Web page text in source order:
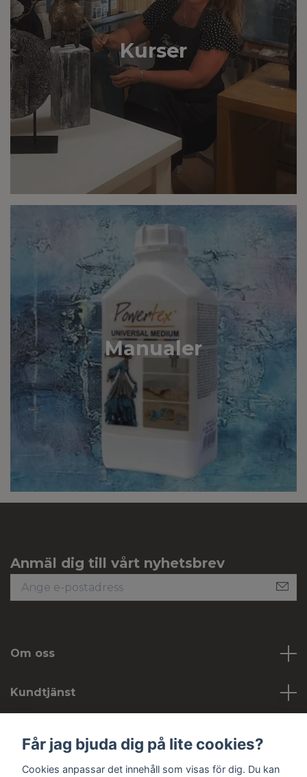
Kurser
Manualer
Anmäl dig till vårt nyhetsbrev
Om oss
Kundtjänst
Sociala medier
Får jag bjuda dig på lite cookies?
Cookies anpassar det innehåll som visas för dig. Du kan